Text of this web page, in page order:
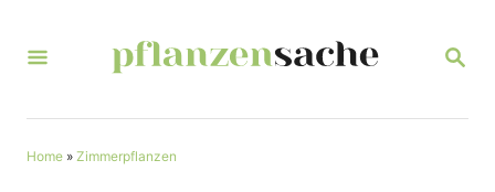
S
R
Home » Zimmerpflanzen